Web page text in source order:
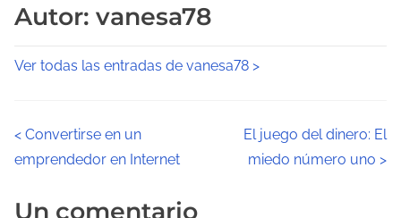
Autor: vanesa78
Ver todas las entradas de vanesa78 >
N
a
v
< Convertirse en un
emprendedor en Internet
El juego del dinero: El
miedo número uno >
Un comentario